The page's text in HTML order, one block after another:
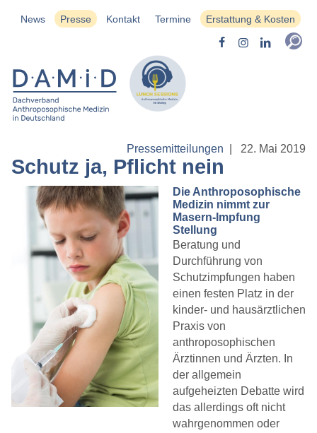
News Presse Kontakt Termine Erstattung & Kosten
Pressemitteilungen 22. Mai 2019
Schutz ja, Pflicht nein
Die Anthroposophische
Medizin nimmt zur
Masern-Impfung
Stellung
Beratung und
Durchführung von
Schutzimpfungen haben
einen festen Platz in der
kinder- und hausärztlichen
Praxis von
anthroposophischen
Ärztinnen und Ärzten. In
der allgemein
aufgeheizten Debatte wird
das allerdings oft nicht
wahrgenommen oder